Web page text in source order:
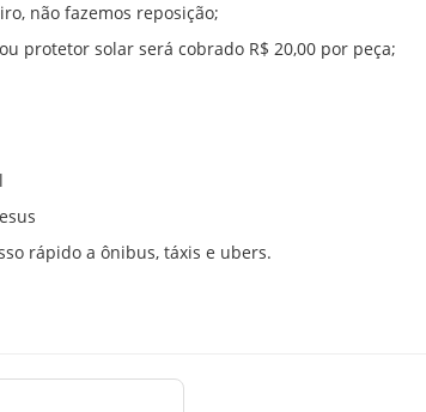
não fazemos reposição;
protetor solar será cobrado R$ 20,00 por peça;
rápido a ônibus, táxis e ubers.